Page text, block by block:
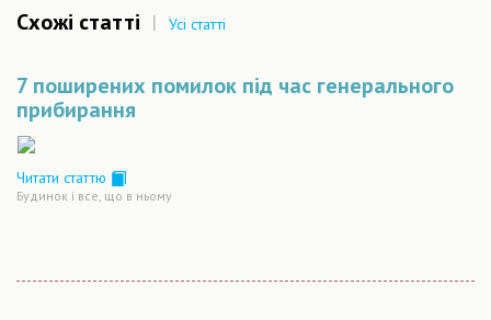
Схожі статті | Усі статті
7 поширених помилок під час генерального
прибирання
Читати статтю
Будинок і все, що в ньому